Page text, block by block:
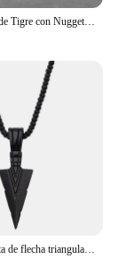
Pulsera de ojo de Tigre con Nugget de citrino crudo, piedra lunar Empath, amatista, cuarzo rosa, piedras preciosas, 6mm
Collar con punta de flecha triangular negro con personalidad Retro, colgante de estilo de nicho, joyería Punk, regalo de fiesta para hombres y mujeres, Color plata 2022